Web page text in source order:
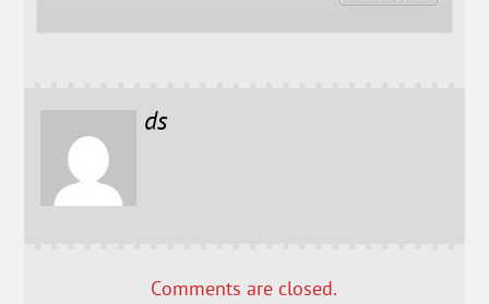
ds
Comments are closed.